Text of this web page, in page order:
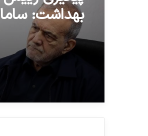
بهداشت:
کمبود های